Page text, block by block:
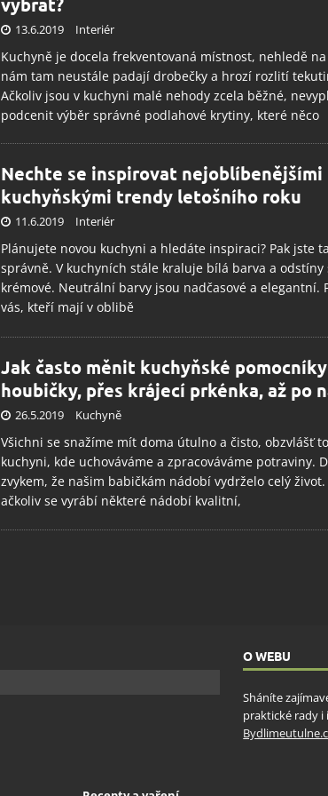
vybrat?
13.6.2019 Interiér
Kuchyně je docela frekventovaná místnost, nehledě
nám tam neustále padají drobečky a hrozí rozlití
Ačkoliv jsou v kuchyni malé nehody zcela běžné,
podcenit výběr správné podlahové krytiny, které něco
Nechte se inspirovat nejoblíbenějšími
kuchyňskými trendy letošního roku
11.6.2019 Interiér
Plánujete novou kuchyni a hledáte inspiraci? Pak jste
správně. V kuchyních stále kraluje bílá barva a odstíny
krémové. Neutrální barvy jsou nadčasové a elegantní.
vás, kteří mají v oblibě
Jak často měnit kuchyňské pomocníky
houbičky, přes krájecí prkénka, až po
26.5.2019 Kuchyně
Všichni se snažíme mít doma útulno a čisto, obzvlášť
kuchyni, kde uchováváme a zpracováváme potraviny.
zvykem, že našim babičkám nádobí vydrželo celý život.
ačkoliv se vyrábí některé nádobí kvalitní,
O WEBU
Sháníte
praktické rady